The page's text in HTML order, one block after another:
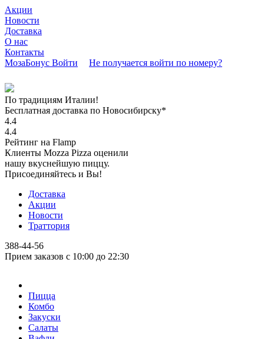
Акции
Новости
Доставка
О нас
Контакты
МозаБонус Войти Не получается войти по номеру?
По традициям Италии!
Бесплатная доставка по Новосибирску*
4.4
4.4
Рейтинг на Flamp
Клиенты Mozza Pizza оценили
нашу вкуснейшую пиццу.
Присоединяйтесь и Вы!
Доставка
Акции
Новости
Траттория
388-44-56
Прием заказов с 10:00 до 22:30
Пицца
Комбо
Закуски
Салаты